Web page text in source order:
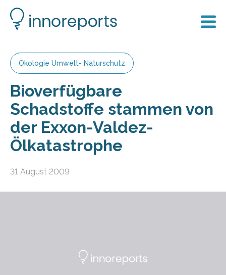
Ökologie Umwelt- Naturschutz
Bioverfügbare
Schadstoffe stammen von
der Exxon-Valdez-
Ölkatastrophe
31 August 2009